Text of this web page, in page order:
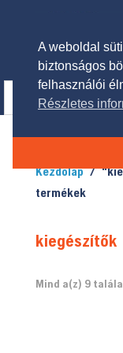
Kezdőlap/
termékek
kiegészítők
Mind a(z) 9
A weboldal
biztonságos
felhasználói
Részletes